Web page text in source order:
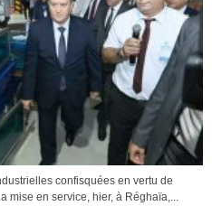
confisquées en vertu de
mise en service, hier, à Réghaïa,...